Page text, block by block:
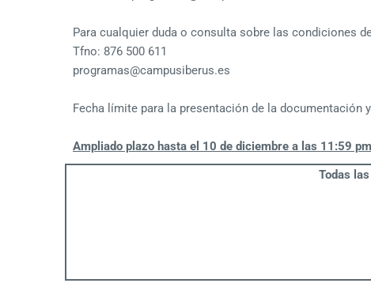
Para cualquier duda o consulta sobre las condiciones
Tfno: 876 500 611
programas@campusiberus.es
Fecha límite para la presentación de la documentación
Ampliado plazo hasta el 10 de diciembre a las 11:59 pm
Todas